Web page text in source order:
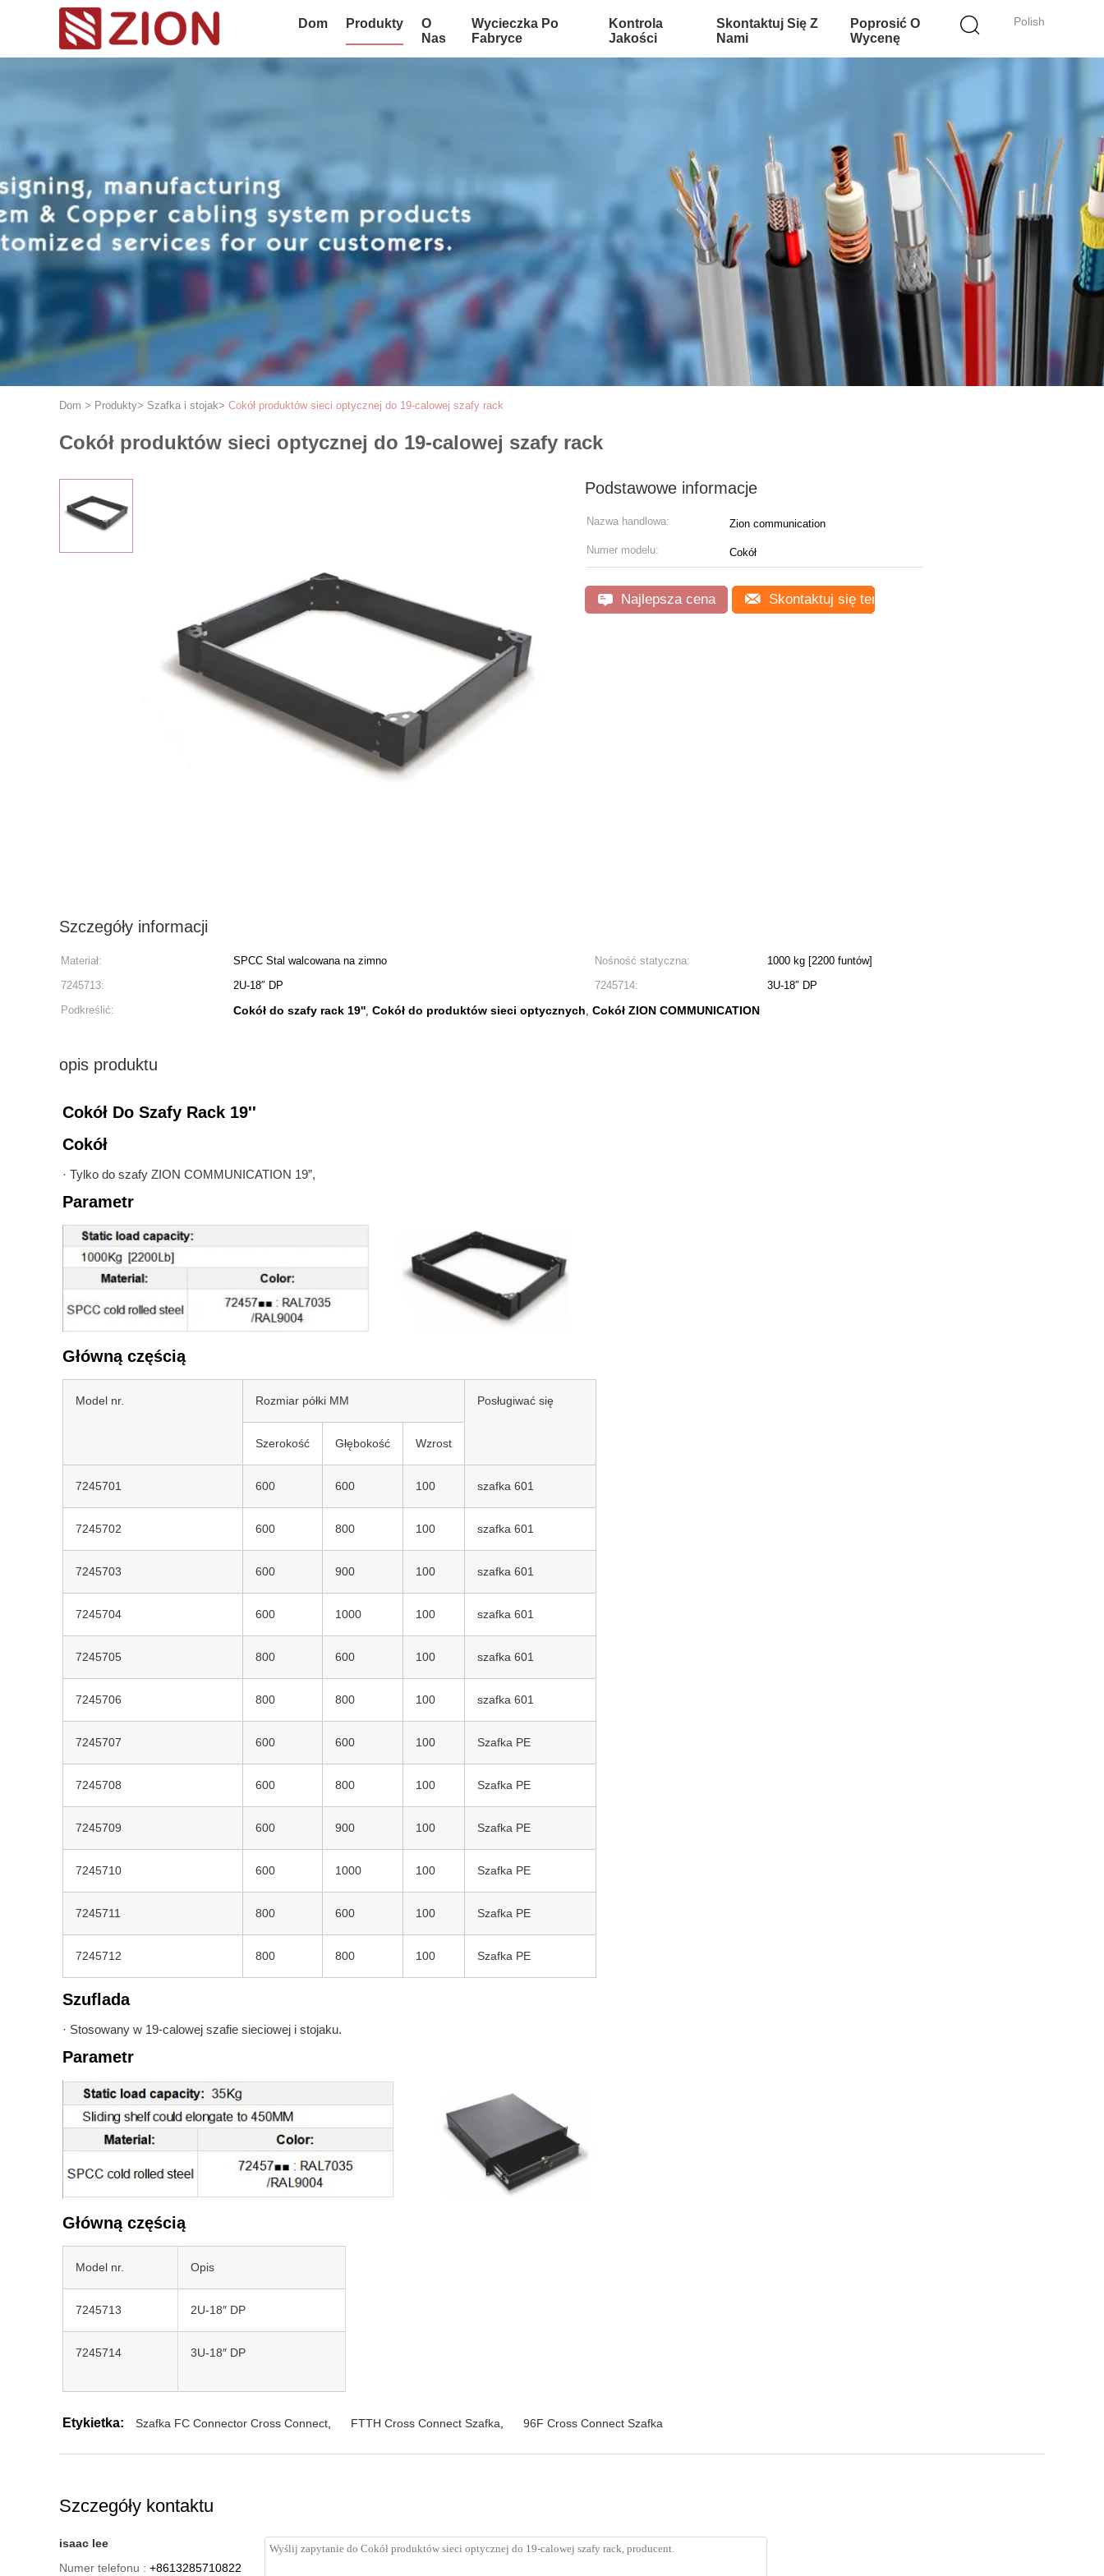
Polish
Dom Produkty
O
Nas
Wycieczka Po
Fabryce
Kontrola
Jakości
Skontaktuj Się Z
Nami
Poprosić O
Wycenę
Dom > Produkty> Szafka i stojak> Cokół produktów sieci optycznej do 19-calowej szafy rack
Cokół produktów sieci optycznej do 19-calowej szafy rack
Podstawowe informacje
Nazwa handlowa: Zion communication
Numer modelu: Cokół
Najlepsza cena Skontaktuj się teraz
Szczegóły informacji
Materiał: SPCC Stal walcowana na zimno Nośność statyczna:
1000 kg [2200 funtów]
7245713:
2U-18″ DP 7245714:
3U-18″ DP
Podkreślić:
Cokół do szafy rack 19'', Cokół do produktów sieci optycznych, Cokół ZION COMMUNICATION
opis produktu
Cokół Do Szafy Rack 19''
Cokół
· Tylko do szafy ZION COMMUNICATION 19”,
Parametr
Główną częścią
Model nr. Rozmiar półki MM Posługiwać się
Szerokość Głębokość Wzrost
7245701 600 600 100 szafka 601
7245702 600 800 100 szafka 601
7245703 600 900 100 szafka 601
7245704 600 1000 100 szafka 601
7245705 800 600 100 szafka 601
7245706 800 800 100 szafka 601
7245707 600 600 100 Szafka PE
7245708 600 800 100 Szafka PE
7245709 600 900 100 Szafka PE
7245710 600 1000 100 Szafka PE
7245711 800 600 100 Szafka PE
7245712 800 800 100 Szafka PE
Szuflada
· Stosowany w 19-calowej szafie sieciowej i stojaku.
Parametr
Główną częścią
Model nr. Opis
7245713 2U-18″ DP
7245714 3U-18″ DP
Etykietka: Szafka FC Connector Cross Connect FTTH Cross Connect Szafka 96F Cross Connect Szafka
Szczegóły kontaktu
isaac lee
Numer telefonu : +8613285710822